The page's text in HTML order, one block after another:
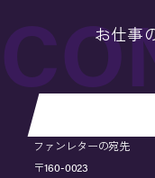
お仕事
ファンレターの宛先
〒160-0023